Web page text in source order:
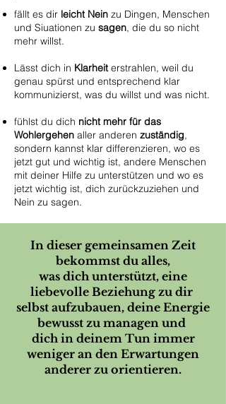
fällt es dir leicht Nein zu Dingen, Menschen
und Siuationen zu sagen, die du so nicht
mehr willst.
Lässt dich in Klarheiterstrahlen, weil du
genau spürst und entsprechend klar
kommunizierst, was du willst und was nicht.
fühlst du dich nicht mehr für das
Wohlergehen aller anderen zuständig,
sondern kannst klar differenzieren, wo es
jetzt gut und wichtig ist, andere Menschen
mit deiner Hilfe zu unterstützen und wo es
jetzt wichtig ist, dich zurückzuziehen und
Nein zu sagen.
In dieser gemeinsamen Zeit
bekommst du alles,
was dich unterstützt, eine
liebevolle Beziehung zu dir
selbst aufzubauen, deine Energie
bewusst zu managen und
dich in deinem Tun immer
weniger an den Erwartungen
anderer zu orientieren.